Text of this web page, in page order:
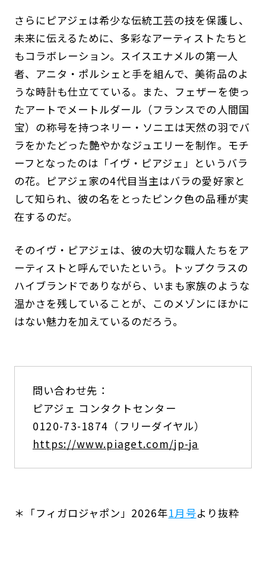
さらにピアジェは希少な伝統工芸の技を保護し、
未来に伝えるために、多彩なアーティストたちと
もコラボレーション。スイスエナメルの第一人
者、アニタ・ポルシェと手を組んで、美術品のよ
うな時計も仕立てている。また、フェザーを使っ
たアートでメートルダール（フランスでの人間国
宝）の称号を持つネリー・ソニエは天然の羽でバ
ラをかたどった艶やかなジュエリーを制作。モチ
ーフとなったのは「イヴ・ピアジェ」というバラ
の花。ピアジェ家の4代目当主はバラの愛好家と
して知られ、彼の名をとったピンク色の品種が実
在するのだ。
そのイヴ・ピアジェは、彼の大切な職人たちをア
ーティストと呼んでいたという。トップクラスの
ハイブランドでありながら、いまも家族のような
温かさを残していることが、このメゾンにほかに
はない魅力を加えているのだろう。
問い合わせ先：
ピアジェ コンタクトセンター
0120-73-1874（フリーダイヤル）
https://www.piaget.com/jp-ja
＊「フィガロジャポン」2026年1月号より抜粋